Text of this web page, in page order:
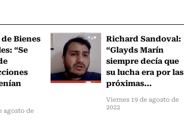
Bienes
“Se
agosto de
Richard Sandoval:
“Glayds Marín
siempre decía que
su lucha era por las
próximas...
Viernes 19 de agosto de
2022